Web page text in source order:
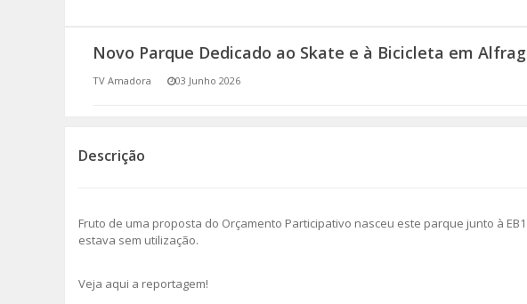
(RE) PENSAMENTOS
Novo Parque Dedicado ao Skate e à Bicicleta em
TV Amadora 03 Junho 2026
Descrição
Fruto de uma proposta do Orçamento Participativo nasceu este parque junto à
estava sem utilização.
Veja aqui a reportagem!